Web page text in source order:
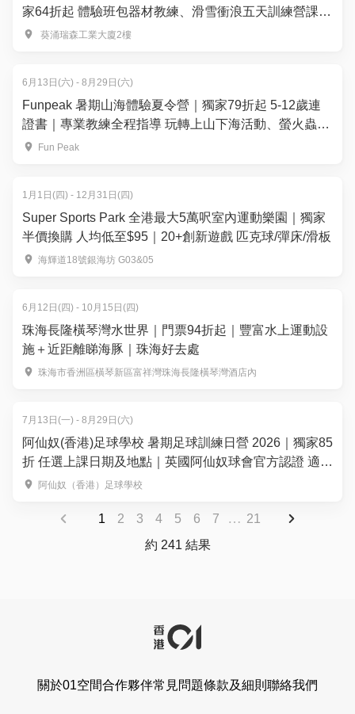
家64折起 體驗班包器材教練、滑雪衝浪五天訓練營課程
｜4歲起【推廣碼減$50】
⁠ 葵涌瑞森工業大廈2樓
6月13日(六) - 8月29日(六)
Funpeak 暑期山海體驗夏令營｜獨家79折起 5-12歲連
證書｜專業教練全程指導 玩轉上山下海活動、螢火蟲夜
探｜親子同樂日【推廣碼減$50】
Fun Peak
1月1日(四) - 12月31日(四)
Super Sports Park 全港最大5萬呎室內運動樂園｜獨家
半價換購 人均低至$95｜20+創新遊戲 匹克球/彈床/滑板
海輝道18號銀海坊 G03&05
6月12日(四) - 10月15日(四)
珠海長隆橫琴灣水世界｜門票94折起｜豐富水上運動設
施＋近距離睇海豚｜珠海好去處
珠海市香洲區橫琴新區富祥灣珠海長隆橫琴灣酒店內
7月13日(一) - 8月29日(六)
阿仙奴(香港)足球學校 暑期足球訓練日營 2026｜獨家85
折 任選上課日期及地點｜英國阿仙奴球會官方認證 適合
3-13歲 教你成為小槍手！
阿仙奴（香港）足球學校
1 2 3 4 5 6 7 … 21
約 241 結果
關於01空間合作夥伴常見問題條款及細則 聯絡我們